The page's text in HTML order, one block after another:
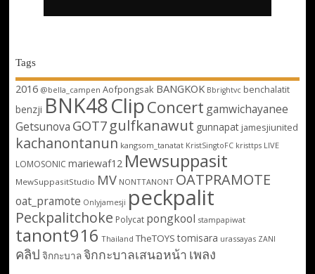
Tags
2016 @bella_campen Aofpongsak BANGKOK Bbrightvc benchalatit
benzji BNK48ClipConcert gamwichayanee
Getsunova GOT7 gulfkanawut gunnapat jamesjiunited
kachanontanun kangsom_tanatat KristSingtoFC kristtps LIVE
LOMOSONIC mariewaf12 Mewsuppasit
MewSuppasitStudio MV NONTTANONT OATPRAMOTE
oat_pramote Onlyjamesji peckpalit
Peckpalitchoke Polycat pongkool stampapiwat
tanont916 Thailand TheTOYS tomisara urassayas ZANI
คลิป จิกกะบาลจิกกะบาลเสนอหน้า เพลง